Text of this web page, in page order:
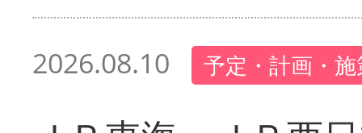
2026.08.10 予定・計画・